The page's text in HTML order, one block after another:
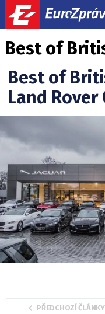
Best of
Best of
Land Rover
PŘEDCHOZÍ ČLÁNKY